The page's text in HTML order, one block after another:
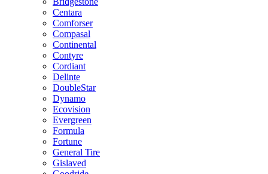
Centara
Comforser
Compasal
Continental
Contyre
Cordiant
Delinte
DoubleStar
Dynamo
Ecovision
Evergreen
Formula
Fortune
General Tire
Gislaved